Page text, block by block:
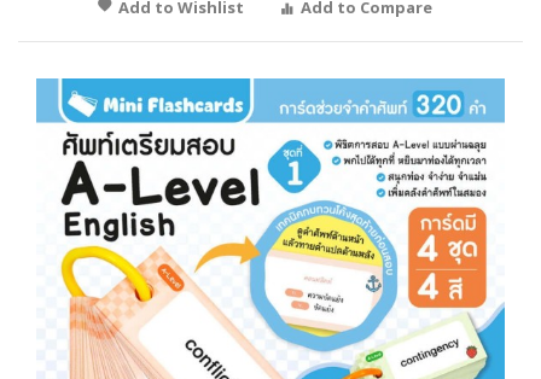
Add to Wishlist Add to Compare